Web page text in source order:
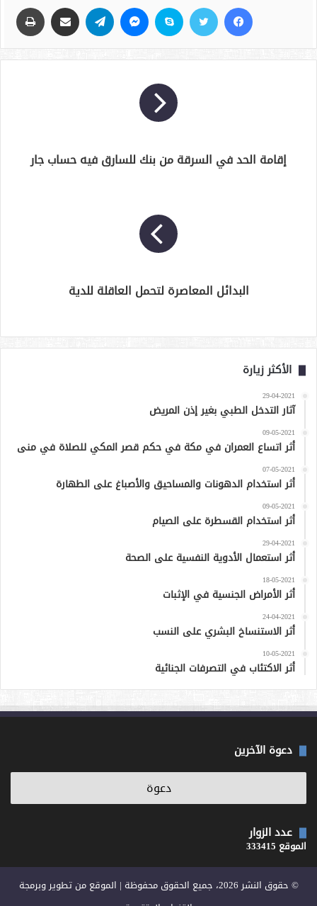
إقامة الحد في السرقة من بنك للسارق فيه حساب جار
البدائل المعاصرة لتحمل العاقلة للدية
الأكثر زيارة
29-04-2021
آثار التدخل الطبي بغير إذن المريض
09-05-2021
أثر اتساع العمران في مكة في حكم قصر المكي للصلاة في منى
07-05-2021
أثر استخدام الدهونات والمساحيق والأصباغ على الطهارة
09-05-2021
أثر استخدام القسطرة على الصيام
29-04-2021
أثر استعمال الأدوية النفسية على الصحة
18-05-2021
أثر الأمراض الجنسية في الإثبات
24-04-2021
أثر الاستنساخ البشري على النسب
10-05-2021
أثر الاكتئاب في التصرفات الجنائية
دعوة الآخرين
عدد الزوار
الموقع 333415
© حقوق النشر 2026، جميع الحقوق محفوظة | الموقع من تطوير وبرمجة